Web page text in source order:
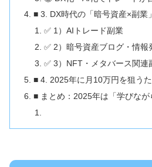
■ 3. DX時代の「暗号資産×副業
✅ 1）AIトレード副業
✅ 2）暗号資産ブログ・情報
✅ 3）NFT・メタバース関連
■ 4. 2025年に月10万円を狙う
■ まとめ：2025年は「学びな